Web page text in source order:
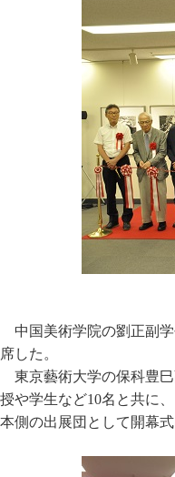
中国美術学院の劉正副
席した。
東京藝術大学の保科豊
授や学生など10名と共に
本側の出展団として開幕式